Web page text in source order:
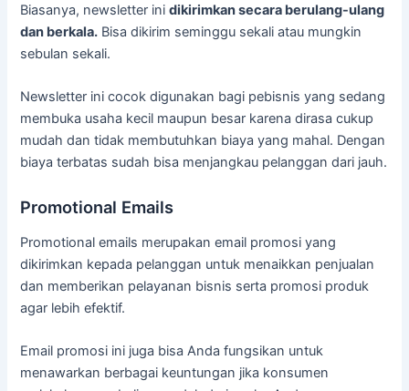
Biasanya, newsletter inidikirimkan secara berulang-ulang
dan berkala. Bisa dikirim seminggu sekali atau mungkin
sebulan sekali.
Newsletter ini cocok digunakan bagi pebisnis yang sedang
membuka usaha kecil maupun besar karena dirasa cukup
mudah dan tidak membutuhkan biaya yang mahal. Dengan
biaya terbatas sudah bisa menjangkau pelanggan dari jauh.
Promotional Emails
Promotional emails merupakan email promosi yang
dikirimkan kepada pelanggan untuk menaikkan penjualan
dan memberikan pelayanan bisnis serta promosi produk
agar lebih efektif.
Email promosi ini juga bisa Anda fungsikan untuk
menawarkan berbagai keuntungan jika konsumen